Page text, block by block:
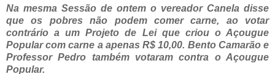
Na mesma Sessão de ontem o vereador Canela disse
que os pobres não podem comer carne, ao votar
contrário a um Projeto de Lei que criou o Açougue
Popular com carne a apenas R$ 10,00. Bento Camarão e
Professor Pedro também votaram contra o Açougue
Popular.